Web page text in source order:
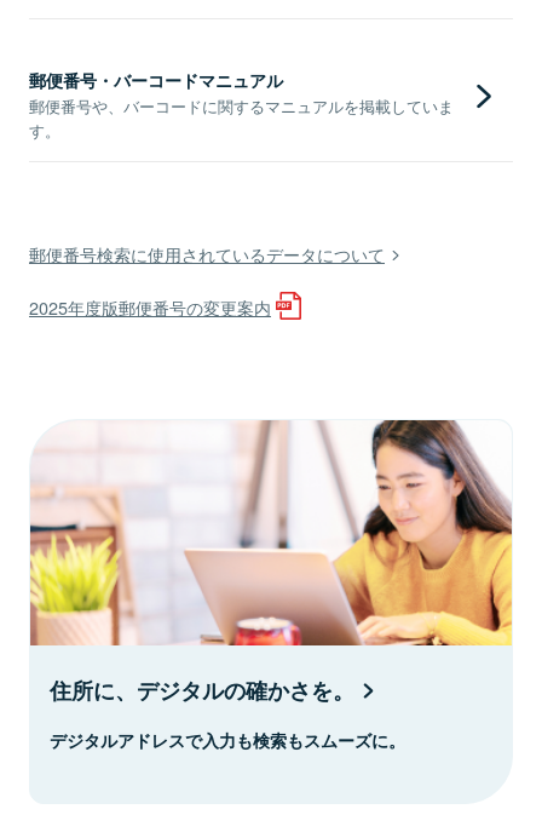
郵便番号・バーコードマニュアル
郵便番号や、バーコードに関するマニュアルを掲載していま
す。
郵便番号検索に使用されているデータについて
2025年度版郵便番号の変更案内
住所に、デジタルの確かさを。
デジタルアドレスで入力も検索もスムーズに。